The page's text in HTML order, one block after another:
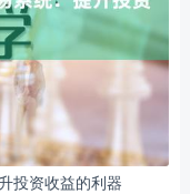
投资收益的利器